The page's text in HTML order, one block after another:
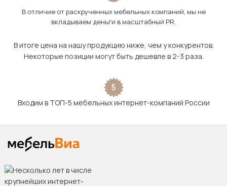
В отличие от раскрученных мебельных компаний, мы не
вкладываем деньги в масштабный PR.
В итоге цена на нашу продукцию ниже, чем у конкурентов.
Некоторые позиции могут быть дешевле в 2-3 раза.
5
Входим в ТОП-5 мебельных интернет-компаний России